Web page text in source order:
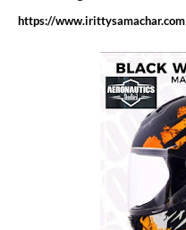
https://www.irittysamachar.com